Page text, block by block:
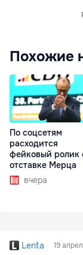
Похожие
По соцсетям
расходится
фейковый ролик
отставке Мерца
вчера
Lenta 19